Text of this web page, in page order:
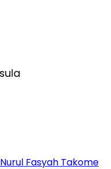
Fasyah Takome